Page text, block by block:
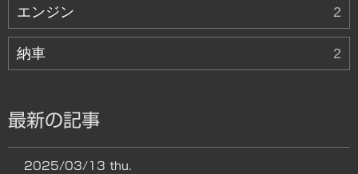
エンジン 2
納車 2
最新の記事
2025/03/13 thu.